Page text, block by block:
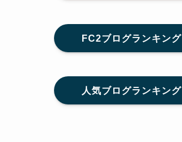
FC2ブログランキング
人気ブログランキング